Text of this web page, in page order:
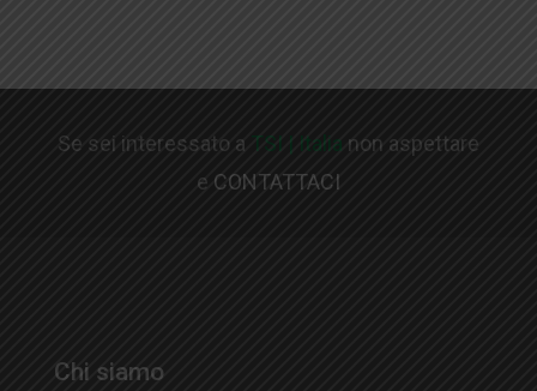
Se sei interessato a TSI | Italia non aspettare
e CONTATTACI
Chi siamo